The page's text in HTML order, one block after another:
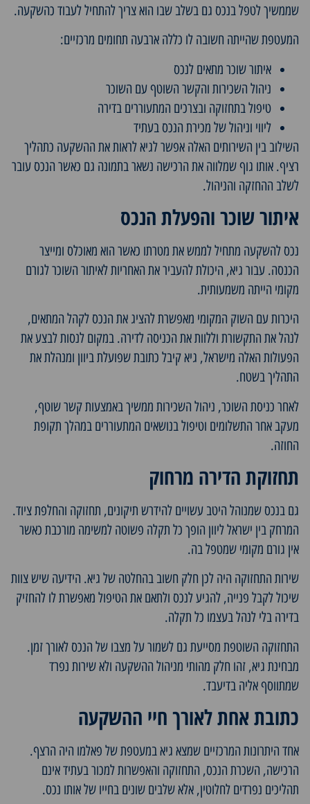
שממשיך לטפל בנכס גם בשלב שבו הוא צריך להתחיל לעבוד כהשקעה.
המעטפת שהייתה חשובה לו כללה ארבעה תחומים מרכזיים:
איתור שוכר מתאים לנכס
ניהול השכירות והקשר השוטף עם השוכר
טיפול בתחזוקה ובצרכים המתעוררים בדירה
ליווי וניהול של מכירת הנכס בעתיד
השילוב בין השירותים האלה אפשר לגיא לראות את ההשקעה כתהליך
רציף. אותו גוף שמלווה את הרכישה נשאר בתמונה גם כאשר הנכס עובר
לשלב ההחזקה והניהול.
איתור שוכר והפעלת הנכס
נכס להשקעה מתחיל לממש את מטרתו כאשר הוא מאוכלס ומייצר
הכנסה. עבור גיא, היכולת להעביר את האחריות לאיתור השוכר לגורם
מקומי הייתה משמעותית.
היכרות עם השוק המקומי מאפשרת להציג את הנכס לקהל המתאים,
לנהל את התקשורת וללוות את הכניסה לדירה. במקום לנסות לבצע את
הפעולות האלה מישראל, גיא קיבל כתובת שפועלת ביוון ומנהלת את
התהליך בשטח.
לאחר כניסת השוכר, ניהול השכירות ממשיך באמצעות קשר שוטף,
מעקב אחר התשלומים וטיפול בנושאים המתעוררים במהלך תקופת
החוזה.
תחזוקת הדירה מרחוק
גם בנכס שמנוהל היטב עשויים להידרש תיקונים, תחזוקה והחלפת ציוד.
המרחק בין ישראל ליוון הופך כל תקלה פשוטה למשימה מורכבת כאשר
אין גורם מקומי שמטפל בה.
שירות התחזוקה היה לכן חלק חשוב בהחלטה של גיא. הידיעה שיש צוות
שיכול לקבל פנייה, להגיע לנכס ולתאם את הטיפול מאפשרת לו להחזיק
בדירה בלי לנהל בעצמו כל תקלה.
התחזוקה השוטפת מסייעת גם לשמור על מצבו של הנכס לאורך זמן.
מבחינת גיא, זהו חלק מהותי מניהול ההשקעה ולא שירות נפרד
שמתווסף אליה בדיעבד.
כתובת אחת לאורך חיי ההשקעה
אחד היתרונות המרכזיים שמצא גיא במעטפת של פאלמו היה הרצף.
הרכישה, השכרת הנכס, התחזוקה והאפשרות למכור בעתיד אינם
תהליכים נפרדים לחלוטין, אלא שלבים שונים בחייו של אותו נכס.